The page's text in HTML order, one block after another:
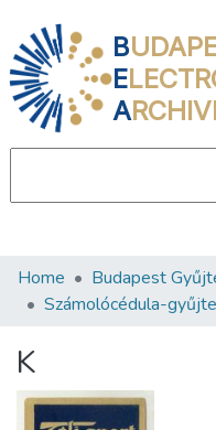
B
E
A
Communities &
Statistics
About us
Home Budapest
Számolócédula-
K